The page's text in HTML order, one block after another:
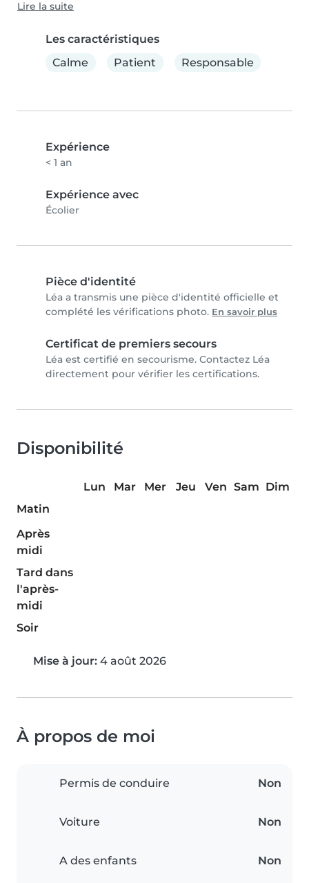
Lire la suite
Les caractéristiques
Calme
Patient Responsable
Expérience
< 1 an
Expérience avec
Écolier
Pièce d'identité
Léa a transmis une pièce d'identité officielle et
complété les vérifications photo. En savoir plus
Certificat de premiers secours
Léa est certifié en secourisme. Contactez Léa
directement pour vérifier les certifications.
Disponibilité
Lun Mar Mer Jeu Ven Sam Dim
Matin
Après
midi
Tard dans
l'après-
midi
Soir
Mise à jour: 4 août 2026
À propos de moi
Permis de conduire Non
Voiture Non
A des enfants Non